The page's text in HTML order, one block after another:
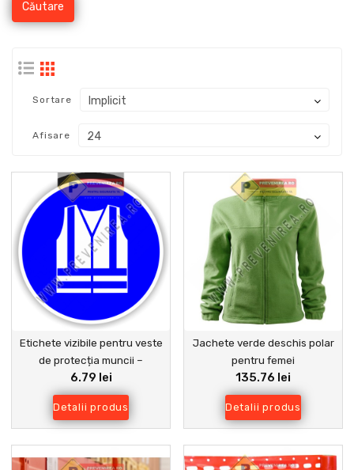
Sortare
Afisare
Etichete vizibile pentru veste
de protecția muncii –
Siguranță și conformitate la
locul de muncă
6.79 lei
Detalii produs
Jachete verde deschis polar
pentru femei
135.76 lei
Detalii produs